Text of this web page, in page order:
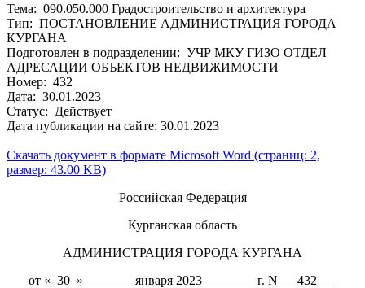
Тема: 090.050.000 Градостроительство и архитектура
Тип: ПОСТАНОВЛЕНИЕ АДМИНИСТРАЦИЯ ГОРОДА
КУРГАНА
Подготовлен в подразделении: УЧР МКУ ГИЗО ОТДЕЛ
АДРЕСАЦИИ ОБЪЕКТОВ НЕДВИЖИМОСТИ
Номер: 432
Дата: 30.01.2023
Статус: Действует
Дата публикации на сайте: 30.01.2023
Скачать документ в формате Microsoft Word (страниц: 2,
размер: 43.00 KB)
Российская Федерация
Курганская область
АДМИНИСТРАЦИЯ ГОРОДА КУРГАНА
от «_30_»________января 2023________ г. N___432___